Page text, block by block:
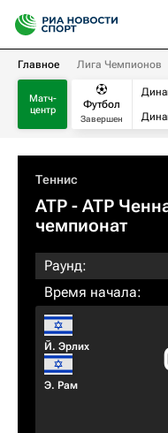
Главное Лига Чемпионов
Матч-
центр
Футбол
Завершен
Теннис
ATP - ATP
чемпионат
Раунд:
Время начала:
Й. Эрлих
Э. Рам